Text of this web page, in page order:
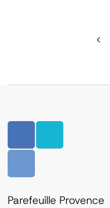
Parefeuille Provence